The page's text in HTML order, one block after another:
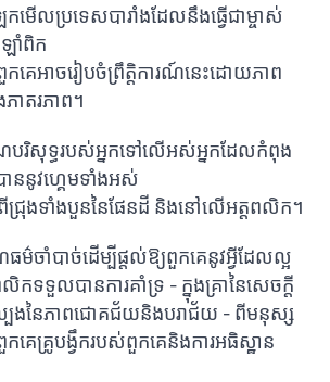
កមើលប្រទេសបារាំងដែលនឹងធ្វើជាម្ចាស់
ឡាំពិក
កគេអាចរៀបចំព្រឹត្តិការណ៍នេះដោយភាព
ាតរភាព។
បរិសុទ្ធ​របស់​អ្នក​ទៅ​លើ​អស់​អ្នក​ដែល​កំពុង​
ាន​នូវ​ហ្គេម​ទាំង​អស់
រុងទាំងបួននៃផែនដី និងនៅលើអត្តពលិក។
ម៌ចាំបាច់ដើម្បីផ្តល់ឱ្យពួកគេនូវអ្វីដែលល្អ
ទទួលបានការគាំទ្រ - ក្នុងគ្រានៃសេចក្តី
ងនៃភាពជោគជ័យនិងបរាជ័យ - ពីមនុស្ស
េគ្រូបង្វឹករបស់ពួកគេនិងការអធិស្ឋាន